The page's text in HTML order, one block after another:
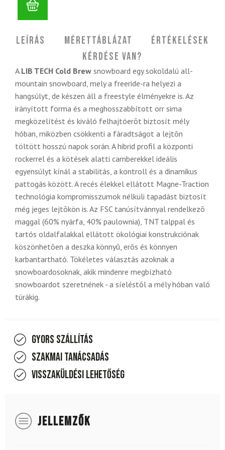
Leírás Mérettáblázat
Értékelések
Kérdése van?
A LIB TECH Cold Brew snowboard egy sokoldalú all-
mountain snowboard, mely a freeride-ra helyezi a
hangsúlyt, de készen áll a freestyle élményekre is. Az
irányított forma és a meghosszabbított orr sima
megközelítést és kiváló felhajtóerõt biztosít mély
hóban, miközben csökkenti a fáradtságot a lejtõn
töltött hosszú napok során. A hibrid profil a központi
rockerrel és a kötések alatti camberekkel ideális
egyensúlyt kínál a stabilitás, a kontroll és a dinamikus
pattogás között. A recés élekkel ellátott Magne-Traction
technológia kompromisszumok nélküli tapadást biztosít
még jeges lejtõkön is. Az FSC tanúsítvánnyal rendelkezõ
maggal (60% nyárfa, 40% paulownia), TNT talppal és
tartós oldalfalakkal ellátott ökológiai konstrukciónak
köszönhetõen a deszka könnyû, erõs és könnyen
karbantartható. Tökéletes választás azoknak a
snowboardosoknak, akik mindenre megbízható
snowboardot szeretnének - a síeléstõl a mély hóban való
túrákig.
Gyors szállítás
Szakmai tanácsadás
Visszaküldési lehetőség
JELLEMZŐK